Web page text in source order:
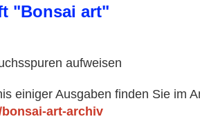
"Bonsai art"
aufweisen
einiger Ausgaben finden Sie im
art-archiv